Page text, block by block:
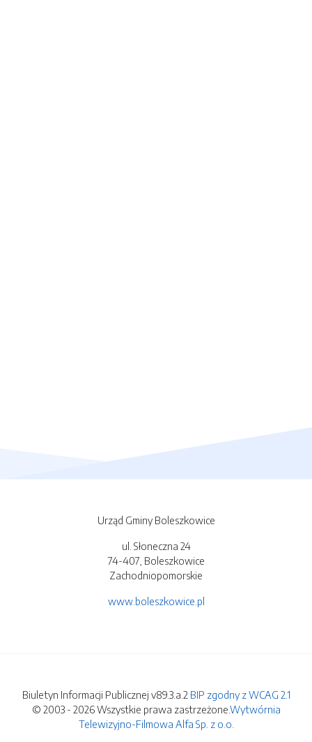
Urząd Gminy Boleszkowice
ul. Słoneczna 24
74-407, Boleszkowice
Zachodniopomorskie
www.boleszkowice.pl
Biuletyn Informacji Publicznej v89.3.a.2 BIP zgodny z WCAG 2.1
© 2003 - 2026 Wszystkie prawa zastrzeżone.Wytwórnia
Telewizyjno-Filmowa Alfa Sp. z o.o.